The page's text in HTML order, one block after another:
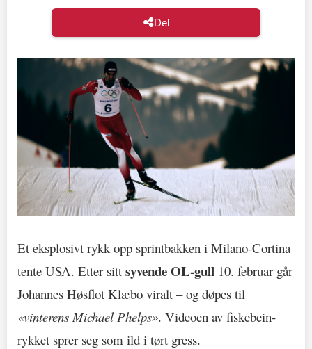
Del
Et eksplosivt rykk opp sprintbakken i Milano-Cortina
tente USA. Etter sitt syvende OL-gull 10. februar går
Johannes Høsflot Klæbo viralt – og døpes til
«vinterens Michael Phelps». Videoen av fiskebein-
rykket sprer seg som ild i tørt gress.